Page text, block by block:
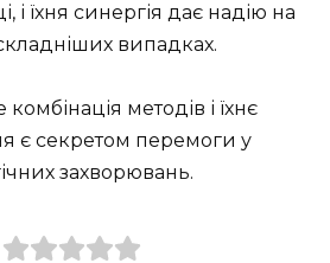
і їхня синергія дає надію на
випадках.
методів і їхнє
є секретом перемоги у
захворювань.